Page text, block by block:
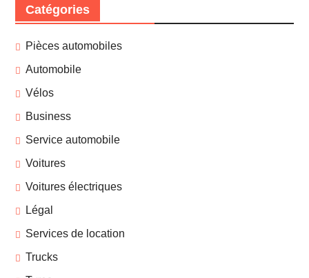
Catégories
Pièces automobiles
Automobile
Vélos
Business
Service automobile
Voitures
Voitures électriques
Légal
Services de location
Trucks